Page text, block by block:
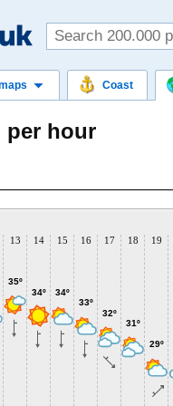
Coast
per hour
13
35º
14
34º
15
34º
16
33º
17
32º
18
31º
19
29º